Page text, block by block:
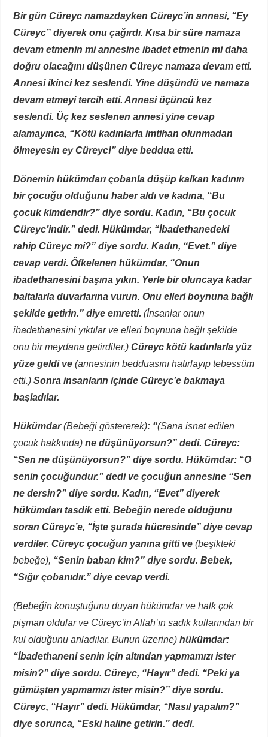
Bir gün Cüreyc namazdayken Cüreyc’in annesi, “Ey
Cüreyc” diyerek onu çağırdı. Kısa bir süre namaza
devam etmenin mi annesine ibadet etmenin mi daha
doğru olacağını düşünen Cüreyc namaza devam etti.
Annesi ikinci kez seslendi. Yine düşündü ve namaza
devam etmeyi tercih etti. Annesi üçüncü kez
seslendi. Üç kez seslenen annesi yine cevap
alamayınca, “Kötü kadınlarla imtihan olunmadan
ölmeyesin ey Cüreyc!” diye beddua etti.
Dönemin hükümdarı çobanla düşüp kalkan kadının
bir çocuğu olduğunu haber aldı ve kadına, “Bu
çocuk kimdendir?” diye sordu. Kadın, “Bu çocuk
Cüreyc’indir.” dedi. Hükümdar, “İbadethanedeki
rahip Cüreyc mi?” diye sordu. Kadın, “Evet.” diye
cevap verdi. Öfkelenen hükümdar, “Onun
ibadethanesini başına yıkın. Yerle bir oluncaya kadar
baltalarla duvarlarına vurun. Onu elleri boynuna bağlı
şekilde getirin.” diye emretti.(İnsanlar onun
ibadethanesini yıktılar ve elleri boynuna bağlı şekilde
onu bir meydana getirdiler.)Cüreyc kötü kadınlarla yüz
yüze geldi ve(annesinin bedduasını hatırlayıp tebessüm
etti.)Sonra insanların içinde Cüreyc’e bakmaya
başladılar.
Hükümdar(Bebeği göstererek): “(Sana isnat edilen
çocuk hakkında)ne düşünüyorsun?” dedi. Cüreyc:
“Sen ne düşünüyorsun?” diye sordu. Hükümdar: “O
senin çocuğundur.” dedi ve çocuğun annesine “Sen
ne dersin?” diye sordu. Kadın, “Evet” diyerek
hükümdarı tasdik etti. Bebeğin nerede olduğunu
soran Cüreyc’e, “İşte şurada hücresinde” diye cevap
verdiler. Cüreyc çocuğun yanına gitti ve(beşikteki
bebeğe), “Senin baban kim?” diye sordu. Bebek,
“Sığır çobanıdır.” diye cevap verdi.
(Bebeğin konuştuğunu duyan hükümdar ve halk çok
pişman oldular ve Cüreyc’in Allah’ın sadık kullarından bir
kul olduğunu anladılar. Bunun üzerine)hükümdar:
“İbadethaneni senin için altından yapmamızı ister
misin?” diye sordu. Cüreyc, “Hayır” dedi. “Peki ya
gümüşten yapmamızı ister misin?” diye sordu.
Cüreyc, “Hayır” dedi. Hükümdar, “Nasıl yapalım?”
diye sorunca, “Eski haline getirin.” dedi.